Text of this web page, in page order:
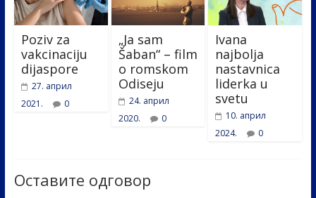
Poziv za
vakcinaciju
dijaspore
27. април
2021.
0
„Ja sam
Šaban“ – film
o romskom
Odiseju
24. април
2020.
0
Ivana
najbolja
nastavnica
liderka u
svetu
10. април
2024.
0
Оставите одговор